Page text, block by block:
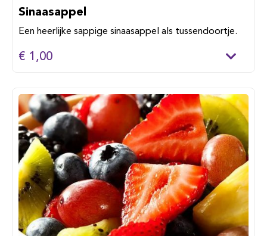
Sinaasappel
Een heerlijke sappige sinaasappel als tussendoortje.
€ 1,00